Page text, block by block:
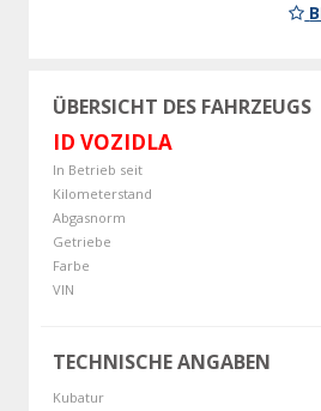
ÜBERSICHT DES FAHRZEUGS
ID VOZIDLA
In Betrieb seit
Kilometerstand
Abgasnorm
Getriebe
Farbe
VIN
TECHNISCHE ANGABEN
Kubatur